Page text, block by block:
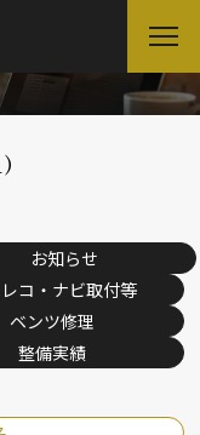
お知らせ
レコ・ナビ取付等
ベンツ修理
整備実績